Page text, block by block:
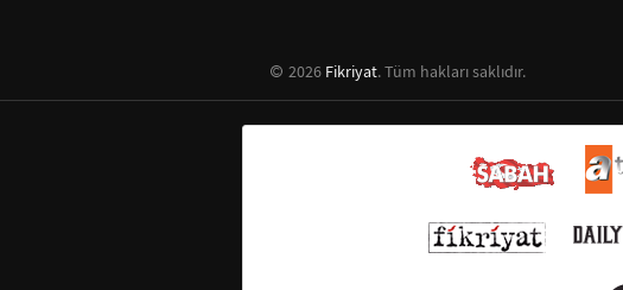
2026 Fikriyat. Tüm hakları saklıdır.